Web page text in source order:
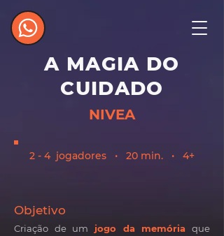
A MAGIA DO
CUIDADO
NIVEA
2 - 4 jogadores • 20 min. • 4+
Objetivo
Criação de um jogo da memória que